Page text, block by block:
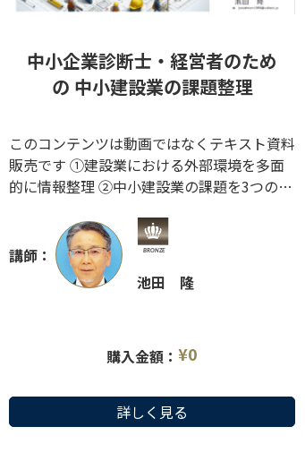
中小企業診断士・経営者のため
の 中小建設業の課題整理
このコンテンツは動画ではなくテキスト資料
販売です ①建設業における外部環境を多面
的に情報整理 ②中小建設業の課題を3つの視
み課題を明示 ③自社独自の業務プロセス完
成後に、競争優位性構築のために取り組む施
策の方向性を明示 ③診断士にとっては建設
コンサルを行う上で、経営者にとっては自社
講師：
池田 隆
購入金額： ¥0
詳しく見る